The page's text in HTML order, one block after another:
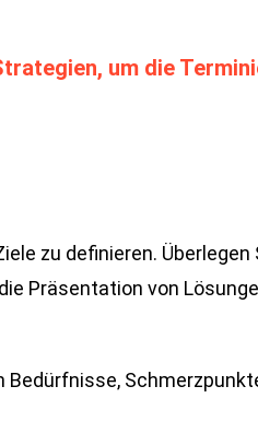
um die
zu definieren.
Präsentation von
Bedürfnisse,